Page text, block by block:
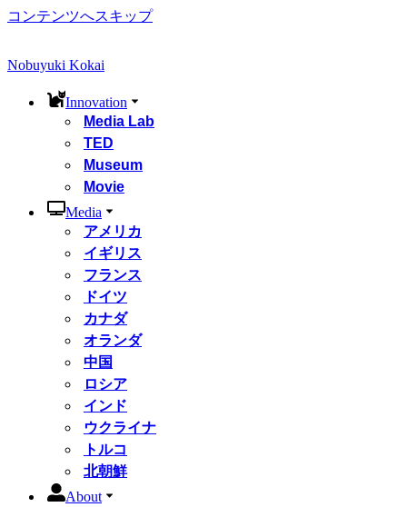
コンテンツへスキップ
Nobuyuki Kokai
Innovation
Media Lab
TED
Museum
Movie
Media
アメリカ
イギリス
フランス
ドイツ
カナダ
オランダ
中国
ロシア
インド
ウクライナ
トルコ
北朝鮮
About